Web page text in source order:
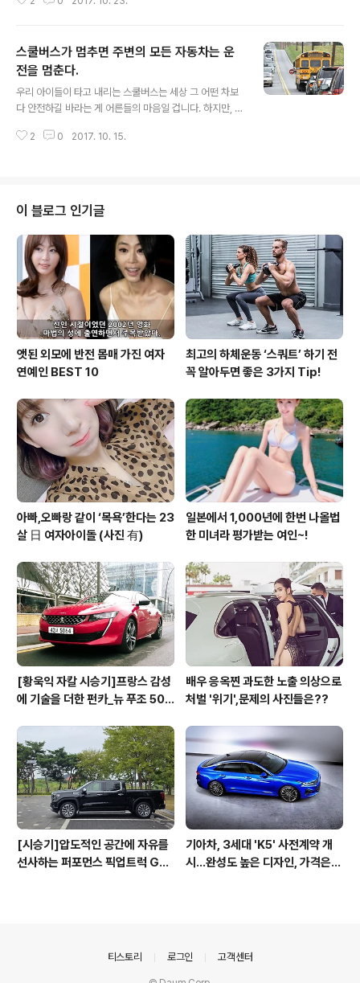
과 같은 경우가 우리나라에서는 가능합니다. "왜???
서는 일어날까요? 오늘은 그 마술과 같은 상황에 대해 알아
보겠습니다. 먼저, 마술의 비밀을 알려 드리겠습니다. 우리
나라는 트렁크 크기가 안전이나 주행에 영향을 미치는 직
접적인 요인이 아니기에 트렁크 크기를 규제하는 법규가
없고, 측정방식에 대한 규정도 없어서 자동차 브랜드에서
는 어떤 방식으로든 큰 수치가 나오는 방식으로 측정해 소
스쿨버스가 멈추면 주변의 모든 자동차는 운
전을 멈춘다.
우리 아이들이 타고 내리는 스쿨버스는 세상 그 어떤 차보
다 안전하길 바라는 게 어른들의 마음일 겁니다. 하지만, 안
약하고, 이마저도 잘 지켜지지 않아 안타까운 사고들이 발
도 했죠. 해외에서는 스쿨버스 관련 규정이 매우 엄격하고,
그 관리체계도 철저하게 지켜지고 있습니다. 대표적으로
영국에서는 스쿨버스 크기에 따라 감시 카메라 6~8대를
설치해 스쿨버스 내부를 사각지대 없이 감시하고 녹화합니
다. 또 보호자들이 스쿨버스 운행 상태를 확인할 수 있도록
스쿨버스에 위치정보시스템(GPS)을 달아 만..
2 0 2017. 10. 15.
이 블로그 인기글
앳된 외모에 반전 몸매 가진 여자
연예인 BEST 10
최고의 하체운동 ‘스쿼트’ 하기 전
꼭 알아두면 좋은 3가지 Tip!
아빠,오빠랑 같이 ‘목욕’한다는 23
살 日 여자아이돌 (사진 有)
일본에서 1,000년에 한번 나올법
한 미녀라 평가받는 여인~!
[황욱익 자칼 시승기]프랑스 감성
에 기술을 더한 펀카_뉴 푸조 508
배우 응옥찐 과도한 노출 의상으로
처벌 '위기',문제의 사진들은??
[시승기]압도적인 공간에 자유를
선사하는 퍼포먼스 픽업트럭 GM
기아차, 3세대 'K5' 사전계약 개
시...완성도 높은 디자인, 가격은
티스토리 로그인 고객센터